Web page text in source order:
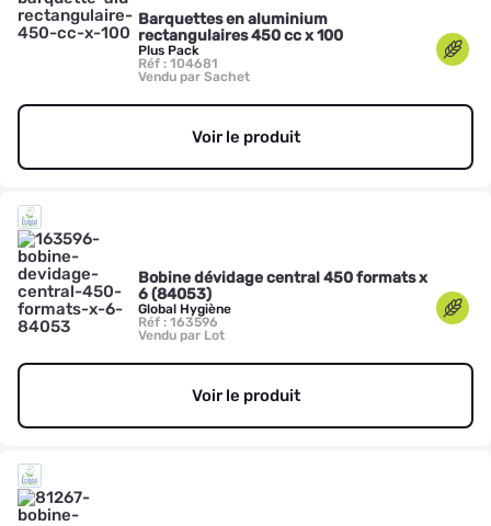
Barquettes en aluminium
rectangulaires 450 cc x 100
Plus Pack
Réf : 104681
Vendu par Sachet
Voir le produit
Bobine dévidage central 450 formats x
6 (84053)
Global Hygiène
Réf : 163596
Vendu par Lot
Voir le produit